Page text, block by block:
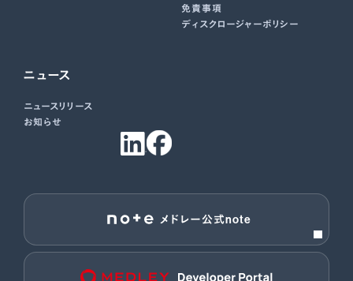
免責事項
ディスクロージャーポリシー
ニュース
ニュースリリース
お知らせ
メドレー公式note